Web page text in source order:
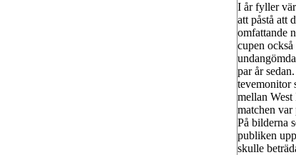
I år fyller
att påstå att
omfattande
cupen
par år
tevemonitor
mellan
matchen var
På bilderna
publiken
skulle